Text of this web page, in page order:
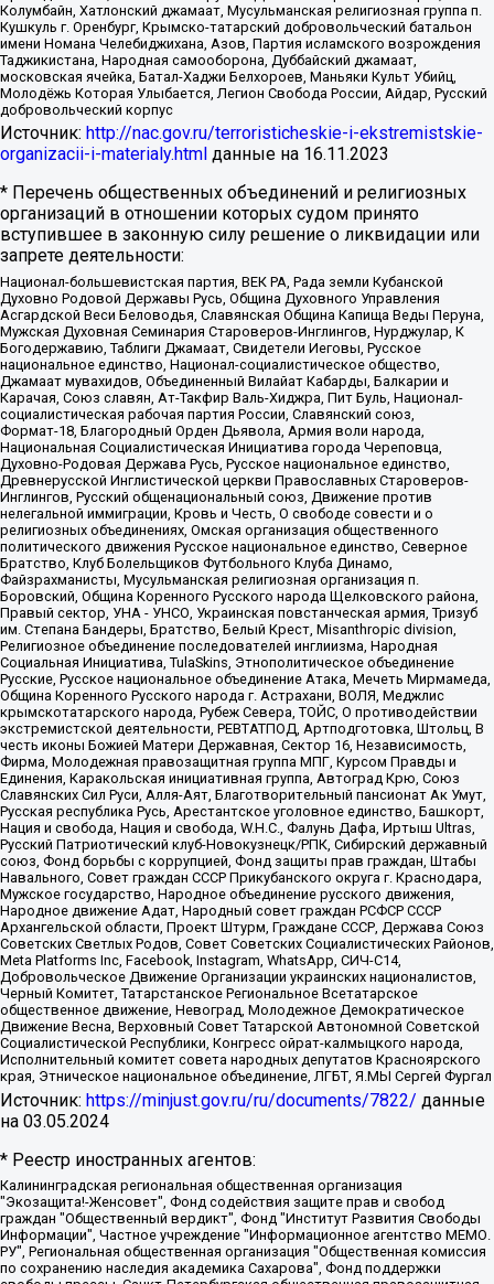
Колумбайн, Хатлонский джамаат, Мусульманская религиозная группа п.
Кушкуль г. Оренбург, Крымско-татарский добровольческий батальон
имени Номана Челебиджихана, Азов, Партия исламского возрождения
Таджикистана, Народная самооборона, Дуббайский джамаат,
московская ячейка, Батал-Хаджи Белхороев, Маньяки Культ Убийц,
Молодёжь Которая Улыбается, Легион Свобода России, Айдар, Русский
добровольческий корпус
Источник: http://nac.gov.ru/terroristicheskie-i-ekstremistskie-
organizacii-i-materialy.html данные на 16.11.2023
* Перечень общественных объединений и религиозных
организаций в отношении которых судом принято
вступившее в законную силу решение о ликвидации или
запрете деятельности:
Национал-большевистская партия, ВЕК РА, Рада земли Кубанской
Духовно Родовой Державы Русь, Община Духовного Управления
Асгардской Веси Беловодья, Славянская Община Капища Веды Перуна,
Мужская Духовная Семинария Староверов-Инглингов, Нурджулар, К
Богодержавию, Таблиги Джамаат, Свидетели Иеговы, Русское
национальное единство, Национал-социалистическое общество,
Джамаат мувахидов, Объединенный Вилайат Кабарды, Балкарии и
Карачая, Союз славян, Ат-Такфир Валь-Хиджра, Пит Буль, Национал-
социалистическая рабочая партия России, Славянский союз,
Формат-18, Благородный Орден Дьявола, Армия воли народа,
Национальная Социалистическая Инициатива города Череповца,
Духовно-Родовая Держава Русь, Русское национальное единство,
Древнерусской Инглистической церкви Православных Староверов-
Инглингов, Русский общенациональный союз, Движение против
нелегальной иммиграции, Кровь и Честь, О свободе совести и о
религиозных объединениях, Омская организация общественного
политического движения Русское национальное единство, Северное
Братство, Клуб Болельщиков Футбольного Клуба Динамо,
Файзрахманисты, Мусульманская религиозная организация п.
Боровский, Община Коренного Русского народа Щелковского района,
Правый сектор, УНА - УНСО, Украинская повстанческая армия, Тризуб
им. Степана Бандеры, Братство, Белый Крест, Misanthropic division,
Религиозное объединение последователей инглиизма, Народная
Социальная Инициатива, TulaSkins, Этнополитическое объединение
Русские, Русское национальное объединение Атака, Мечеть Мирмамеда,
Община Коренного Русского народа г. Астрахани, ВОЛЯ, Меджлис
крымскотатарского народа, Рубеж Севера, ТОЙС, О противодействии
экстремистской деятельности, РЕВТАТПОД, Артподготовка, Штольц, В
честь иконы Божией Матери Державная, Сектор 16, Независимость,
Фирма, Молодежная правозащитная группа МПГ, Курсом Правды и
Единения, Каракольская инициативная группа, Автоград Крю, Союз
Славянских Сил Руси, Алля-Аят, Благотворительный пансионат Ак Умут,
Русская республика Русь, Арестантское уголовное единство, Башкорт,
Нация и свобода, Нация и свобода, W.H.С., Фалунь Дафа, Иртыш Ultras,
Русский Патриотический клуб-Новокузнецк/РПК, Сибирский державный
союз, Фонд борьбы с коррупцией, Фонд защиты прав граждан, Штабы
Навального, Совет граждан СССР Прикубанского округа г. Краснодара,
Мужское государство, Народное объединение русского движения,
Народное движение Адат, Народный совет граждан РСФСР СССР
Архангельской области, Проект Штурм, Граждане СССР, Держава Союз
Советских Светлых Родов, Совет Советских Социалистических Районов,
Meta Platforms Inc, Facebook, Instagram, WhatsApp, СИЧ-С14,
Добровольческое Движение Организации украинских националистов,
Черный Комитет, Татарстанское Региональное Всетатарское
общественное движение, Невоград, Молодежное Демократическое
Движение Весна, Верховный Совет Татарской Автономной Советской
Социалистической Республики, Конгресс ойрат-калмыцкого народа,
Исполнительный комитет совета народных депутатов Красноярского
края, Этническое национальное объединение, ЛГБТ, Я.МЫ Сергей Фургал
Источник: https://minjust.gov.ru/ru/documents/7822/ данные
на 03.05.2024
* Реестр иностранных агентов:
Калининградская региональная общественная организация "Экозащита!-Женсовет", Фонд содействия защите прав и свобод граждан "Общественный вердикт", Фонд "Институт Развития Свободы Информации", Частное учреждение "Информационное агентство МЕМО. РУ", Региональная общественная организация "Общественная комиссия по сохранению наследия академика Сахарова", Фонд поддержки свободы прессы, Санкт-Петербургская общественная правозащитная организация "Гражданский контроль", Межрегиональная общественная организация "Информационно-просветительский центр "Мемориал", Региональный Фонд "Центр Защиты Прав Средств Массовой Информации", с 05.12.2023 Фонд "Центр Защиты Прав Средств массовой информации", Региональная общественная благотворительная организация помощи беженцам и мигрантам "Гражданское содействие", Негосударственное образовательное учреждение дополнительного профессионального образования (повышение квалификации) специалистов "АКАДЕМИЯ ПО ПРАВАМ ЧЕЛОВЕКА", Свердловская региональная общественная организация "Сутяжник", Автономная некоммерческая организация "Центр независимых социологических исследований", Союз общественных объединений "Российский исследовательский центр по правам человека", Региональное общественное учреждение научно-информационный центр "МЕМОРИАЛ", Некоммерческая организация "Фонд защиты гласности", Автономная некоммерческая организация "Институт прав человека", Городская общественная организация "Екатеринбургское общество "МЕМОРИАЛ", Городская общественная организация "Рязанское историко-просветительское и правозащитное общество "Мемориал" (Рязанский Мемориал), Челябинский региональный орган общественной самодеятельности – женское общественное объединение "Женщины Евразии", Челябинский региональный орган общественной самодеятельности "Уральская правозащитная группа", Фонд содействия защите здоровья и социальной справедливости имени Андрея Рылькова, Автономная Некоммерческая Организация "Аналитический Центр Юрия Левады", Автономная некоммерческая организация социальной поддержки населения "Проект Апрель", Региональная общественная организация помощи женщинам и детям, находящимся в кризисной ситуации "Информационно-методический центр "Анна", Фонд содействия развитию массовых коммуникаций и правовому просвещению "Так-так-Так", Фонд содействия устойчивому развитию "Серебряная тайга", Свердловский региональный общественный фонд социальных проектов "Новое время", "Idel.Реалии", Кавказ.Реалии, Крым.Реалии, Телеканал Настоящее Время, Татаро-башкирская служба Радио Свобода (Azatliq Radiosi), Радио Свободная Европа/Радио Свобода (PCE/PC), "Сибирь.Реалии", "Фактограф", Благотворительный фонд помощи осужденным и их семьям, Автономная некоммерческая организация "Институт глобализации и социальных движений", Фонд "В защиту прав заключенных", Частное учреждение "Центр поддержки и содействия развитию средств массовой информации", Пензенский региональный общественный благотворительный фонд "Гражданский союз", "Север.Реалии", Некоммерческая организация Фонд "Правовая инициатива", Общество с ограниченной ответственностью "Радио Свободная Европа/Радио Свобода", Чешское информационное агентство "MEDIUM-ORIENT", Красноярская региональная общественная организация "Мы против СПИДа", Камалягин Денис Николаевич, Маркелов Сергей Евгеньевич, Пономарев Лев Александрович, Савицкая Людмила Алексеевна, Автономная некоммерческая организация "Центр по работе с проблемой насилия "НАСИЛИЮ.НЕТ", Межрегиональный профессиональный союз работников здравоохранения "Альянс врачей", Юридическое лицо, зарегистрированное в Латвийской Республике, SIA "Medusa Project" (регистрационный номер 40103797863, дата регистрации 10.06.2014), Некоммерческая организация "Фонд по борьбе с коррупцией", Автономная некоммерческая организация "Институт права и публичной политики", Баданин Роман Сергеевич, Гликин Максим Александрович, Железнова Мария Михайловна, Лукьянова Юлия Сергеевна, Маетная Елизавета Витальевна, Маняхин Петр Борисович, Чуракова Ольга Владимировна, Ярош Юлия Петровна, Юридическое лицо "The Insider SIA", зарегистрированное в Риге, Латвийская Республика (дата регистрации 26.06.2015), являющееся администратором доменного имени интернет-издания "The Insider SIA", https://theins.ru, Постернак Алексей Евгеньевич, Рубин Михаил Аркадьевич, Анин Роман Александрович, Юридическое лицо Istories fonds, зарегистрированное в Латвийской Республике (регистрационный номер 50008295751, дата регистрации 24.02.2020), Великовский Дмитрий Александрович, Долинина Ирина Николаевна, Мароховская Алеся Алексеевна, Шлейнов Роман Юрьевич, Шмагун Олеся Валентиновна, Общество с ограниченной ответственностью "Альтаир 2021", Общество с ограниченной ответственностью "Вега 2021", Общество с ограниченной ответственностью "Главный редактор 2021", Общество с ограниченной ответственностью "Ромашки монолит", Важенков Артем Валерьевич, Ивановская областная общественная организация "Центр гендерных исследований", Гурман Юрий Альбертович, Медиапроект "ОВД-Инфо", Егоров Владимир Владимирович, Жилинский Владимир Александрович, Общество с ограниченной ответственностью "ЗП", Иванова София Юрьевна, Карезина Инна Павловна, Кильтау Екатерина Викторовна, Петров Алексей Викторович, Пискунов Сергей Евгеньевич, Смирнов Сергей Сергеевич, Тихонов Михаил Сергеевич, Общество с ограниченной ответственностью "ЖУРНАЛИСТ-ИНОСТРАННЫЙ АГЕНТ", Арапова Галина Юрьевна, Вольтская Татьяна Анатольевна, Американская компания "Mason G.E.S. Anonymous Foundation" (США), являющаяся владельцем интернет-издания https://mnews.world/, Компания "Stichting Bellingcat", зарегистрированная в Нидерландах (дата регистрации 11.07.2018), Захаров Андрей Вячеславович, Клепиковская Екатерина Дмитриевна, Общество с ограниченной ответственностью "МЕМО", Перл Роман Александрович, Симонов Евгений Алексеевич, Соловьева Елена Анатольевна, Сотников Даниил Владимирович, Сурначева Елизавета Дмитриевна, Автономная некоммерческая организация по защите прав человека и информированию населения "Якутия – Наше Мнение", Общество с ограниченной ответственностью "Москоу диджитал медиа", с 26.01.2023 Общество с ограниченной ответственностью "Чайка Белые сады", Ветошкина Валерия Валерьевна, Заговора Максим Александрович, Межрегиональное общественное движение "Российская ЛГБТ - сеть", Оленичев Максим Владимирович, Павлов Иван Юрьевич, Скворцова Елена Сергеевна, Общество с ограниченной ответственностью "Как бы инагент", Кочетков Игорь Викторович, Общество с ограниченной ответственностью "Честные выборы", Еланчик Олег Александрович, Общество с ограниченной ответственностью "Нобелевский призыв", Гималова Регина Эмилевна, Григорьев Андрей Валерьевич, Григорьева Алина Александровна, Ассоциация по содействию защите прав призывников, альтернативнослужащих и военнослужащих "Правозащитная группа "Гражданин.Армия.Право", Хисамова Регина Фаритовна, Автономная некоммерческая организация по реализации социально-правовых программ "Лилит", Дальневосточное общественное движение "Маяк", Санкт-Петербургская ЛГБТ-инициативная группа "Выход", Инициативная группа ЛГБТ+ "Реверс", Алексеев Андрей Викторович, Бекбулатова Таисия Львовна, Беляев Иван Михайлович, Владыкина Елена Сергеевна, Гельман Марат Александрович, Никульшина Вероника Юрьевна, Толоконникова Надежда Андреевна, Шендерович Виктор Анатольевич, Общество с ограниченной ответственностью "Данное сообщение", Общество с ограниченной ответственностью Издательский дом "Новая глава", Айнбиндер Александра Александровна, Московский комьюнити-центр для ЛГБТ+инициатив, Благотворительный фонд развития филантропии, Deutsche Welle (Германия, Kurt-Schumacher-Strasse 3, 53113 Bonn), Борзунова Мария Михайловна, Воробьев Виктор Викторович, Голубева Анна Львовна, Константинова Алла Михайловна, Малкова Ирина Владимировна, Мурадов Мурад Абдулгалимович, Осетинская Елизавета Николаевна, Понасенков Евгений Николаевич, Ганапольский Матвей Юрьевич, Киселев Евгений Алексеевич, Борухович Ирина Григорьевна, Дремин Иван Тимофеевич, Дубровский Дмитрий Викторович, Красноярская региональная общественная организация поддержки и развития альтернативных образовательных технологий и межкультурных коммуникаций "ИНТЕРРА", Маяковская Екатерина Алексеевна, Фейгин Марк Захарович, Филимонов Андрей Викторович, Дзугкоева Регина Николаевна, Доброхотов Роман Александрович, Дудь Юрий Александрович, Елкин Сергей Владимирович, Кругликов Кирилл Игоревич, Сабунаева Мария Леонидовна, Семенов Алексей Владимирович, Шаинян Карен Багратович, Шульман Екатерина Михайловна, Асафьев Артур Валерьевич, Вахштайн Виктор Семенович, Венедиктов Алексей Алексеевич, Лушникова Екатерина Евгеньевна, Волков Леонид Михайлович, Невзоров Александр Глебович, Пархоменко Сергей Борисович, Сироткин Ярослав Николаевич, Кара-Мурза Владимир Владимирович, Баранова Наталья Владимировна, Гозман Леонид Яковлевич, Кагарлицкий Борис Юльевич, Климарев Михаил Валерьевич, Милов Владимир Станиславович, Автономная некоммерческая организация Краснодарский центр современного искусства "Типография", Моргенштерн Алишер Тагирович, Соболь Любовь Эдуардовна, Общество с ограниченной ответственностью "ЛИЗА НОРМ", Каспаров Гарри Кимович, Ходорковский Михаил Борисович, Общество с ограниченной ответственностью "Апрельские тезисы", Данилович Ирина Брониславовна, Кашин Олег Владимирович, Петров Николай Владимирович, Пивоваров Алексей Владимирович, Соколов Михаил Владимирович, Цветкова Юлия Владимировна, Чичваркин Евгений Александрович, Комитет против пыток/Команда против пыток, Общество с ограниченной ответственностью "Первый научный", Общество с ограниченной ответственностью "Вертолет и ко", Белоцерковская Вероника Борисовна, Кац Максим Евгеньевич, Лазарева Татьяна Юрьевна, Шаведдинов Руслан Табризович, Яшин Илья Валерьевич, Общество с ограниченной ответственностью "Иноагент ААВ", Алешковский Дмитрий Петрович, Альбац Евгения Марковна, Быков Дмитрий Львович, Галямина Юлия Евгеньевна, Лойко Сергей Леонидович, Мартынов Кирилл Константинович, Медведев Сергей Александрович, Крашенинников Федор Геннадиевич, Гордеева Катерина Вл